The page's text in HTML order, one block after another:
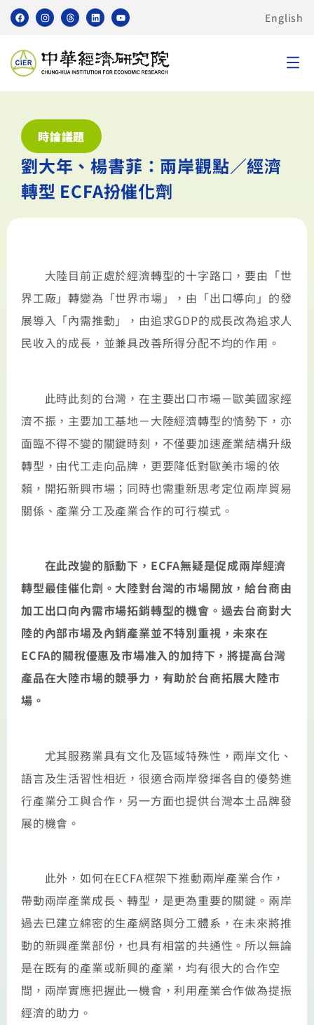
English
時論議題
劉大年、楊書菲：兩岸觀點／經濟
轉型 ECFA扮催化劑
大陸目前正處於經濟轉型的十字路口，要由「世
界工廠」轉變為「世界市場」，由「出口導向」的發
展導入「內需推動」，由追求GDP的成長改為追求人
民收入的成長，並兼具改善所得分配不均的作用。
此時此刻的台灣，在主要出口市場－歐美國家經
濟不振，主要加工基地－大陸經濟轉型的情勢下，亦
面臨不得不變的關鍵時刻，不僅要加速產業結構升級
轉型，由代工走向品牌，更要降低對歐美市場的依
賴，開拓新興市場；同時也需重新思考定位兩岸貿易
關係、產業分工及產業合作的可行模式。
在此改變的脈動下，ECFA無疑是促成兩岸經濟
轉型最佳催化劑。大陸對台灣的市場開放，給台商由
加工出口向內需市場拓銷轉型的機會。過去台商對大
陸的內部市場及內銷產業並不特別重視，未來在
ECFA的關稅優惠及市場准入的加持下，將提高台灣
產品在大陸市場的競爭力，有助於台商拓展大陸市
場。
尤其服務業具有文化及區域特殊性，兩岸文化、
語言及生活習性相近，很適合兩岸發揮各自的優勢進
行產業分工與合作，另一方面也提供台灣本土品牌發
展的機會。
此外，如何在ECFA框架下推動兩岸產業合作，
帶動兩岸產業成長、轉型，是更為重要的關鍵。兩岸
過去已建立綿密的生產網路與分工體系，在未來將推
動的新興產業部份，也具有相當的共通性。所以無論
是在既有的產業或新興的產業，均有很大的合作空
間，兩岸實應把握此一機會，利用產業合作做為提振
經濟的助力。